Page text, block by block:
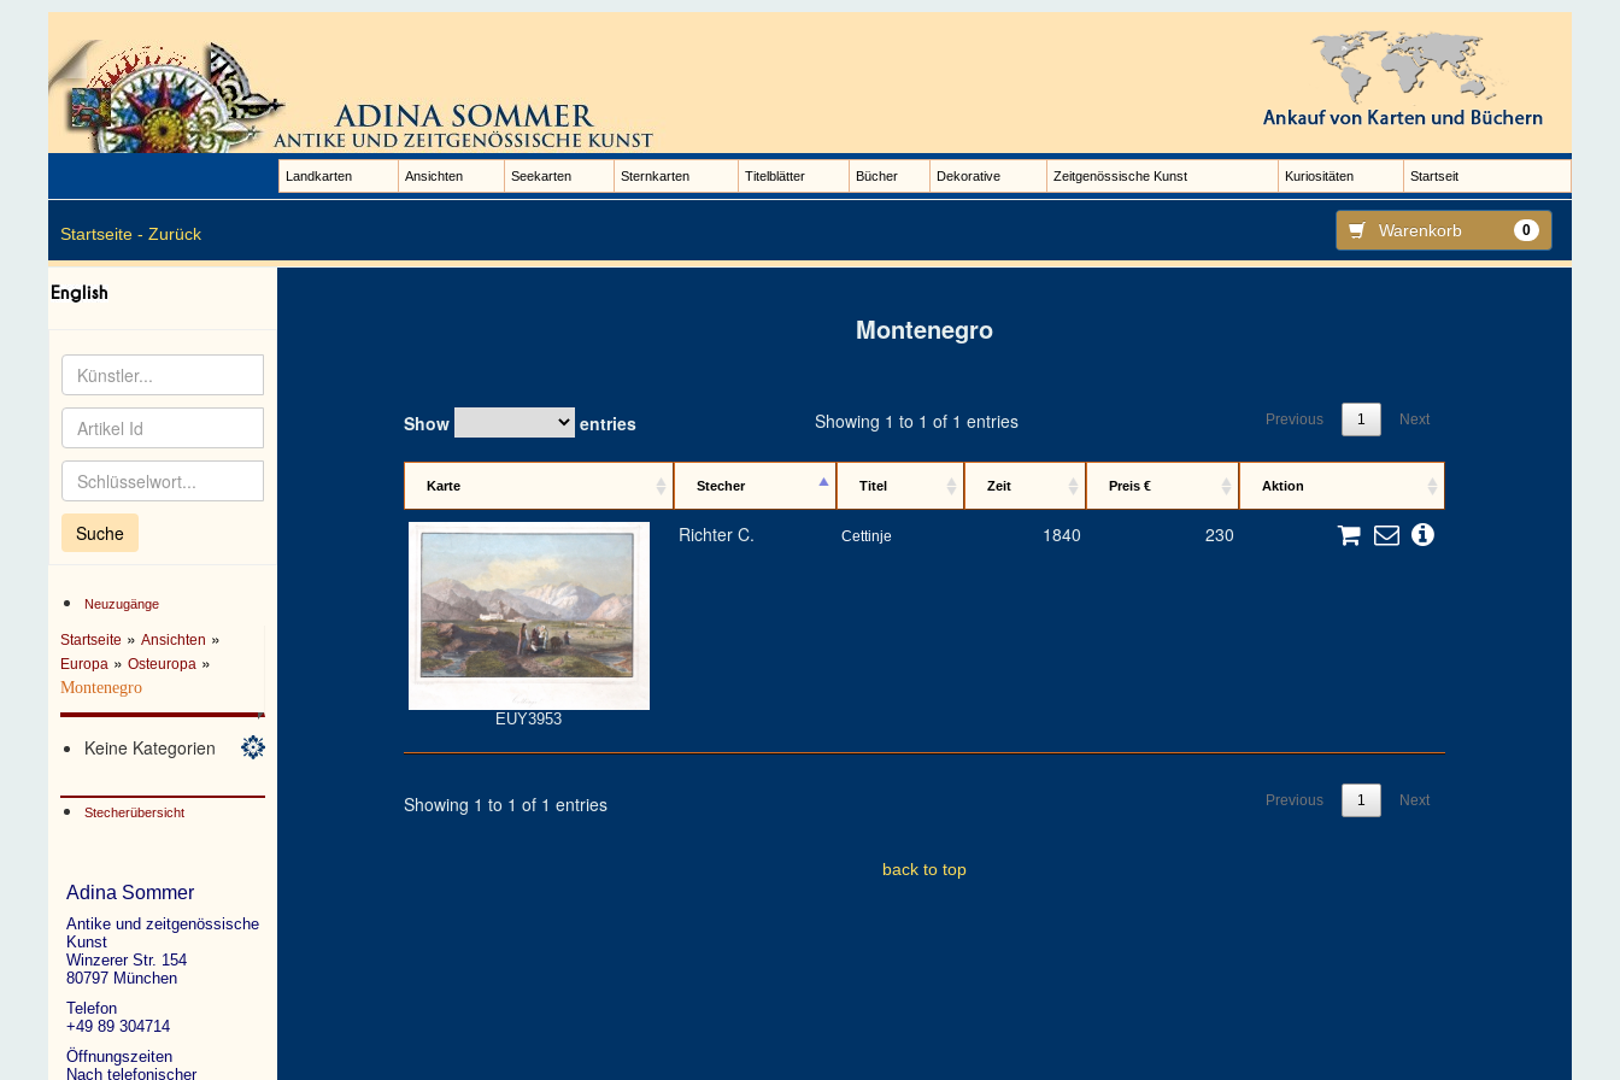
Landkarten Ansichten Seekarten Sternkarten Titelblätter Bücher Dekorative Zeitgenössische Kunst Kuriositäten Startseit
Startseite - Zurück Warenkorb 0
Neuzugänge
Startseite »Ansichten »
Europa »Osteuropa »
Montenegro
Keine Kategorien
Stecherübersicht
Adina Sommer
Antike und zeitgenössische
Kunst
Winzerer Str. 154
80797 München
Telefon
+49 89 304714
Öffnungszeiten
Nach telefonischer
Montenegro
Show entries Showing 1 to 1 of 1 entries Previous 1 Next
Karte Stecher Titel Zeit Preis € Aktion
EUY3953
Richter C. Cettinje 1840 230
Showing 1 to 1 of 1 entries Previous 1 Next
back to top